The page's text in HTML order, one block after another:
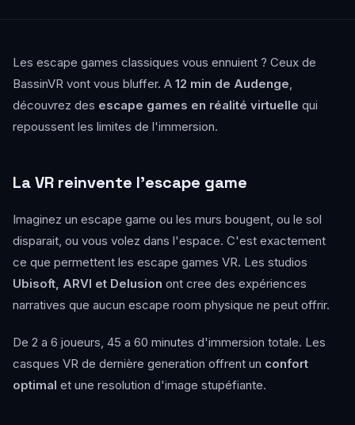
Les escape games classiques vous ennuient ? Ceux de
BassinVR vont vous bluffer. A 12 min de Audenge,
découvrez des escape games en réalité virtuelle qui
repoussent les limites de l'immersion.
La VR reinvente l'escape game
Imaginez un escape game ou les murs bougent, ou le sol
disparait, ou vous volez dans l'espace. C'est exactement
ce que permettent les escape games VR. Les studios
Ubisoft, ARVI et Delusion ont cree des expériences
narratives que aucun escape room physique ne peut offrir.
De 2 a 6 joueurs, 45 a 60 minutes d'immersion totale. Les
casques VR de dernière generation offrent un confort
optimal et une resolution d'image stupéfiante.